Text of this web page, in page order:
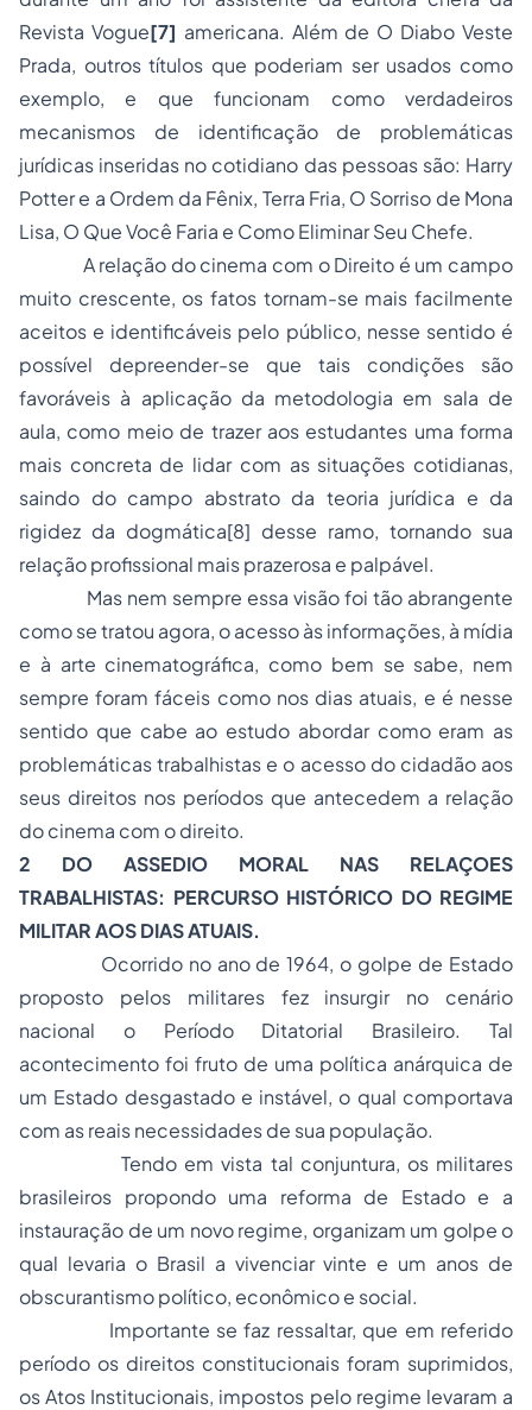
Revista Vogue[7] americana. Além de O Diabo Veste
Prada, outros títulos que poderiam ser usados como
exemplo, e que funcionam como verdadeiros
mecanismos de identificação de problemáticas
jurídicas inseridas no cotidiano das pessoas são: Harry
Potter e a Ordem da Fênix, Terra Fria, O Sorriso de Mona
Lisa, O Que Você Faria e Como Eliminar Seu Chefe.
A relação do cinema com o Direito é um campo
muito crescente, os fatos tornam-se mais facilmente
aceitos e identificáveis pelo público, nesse sentido é
possível depreender-se que tais condições são
favoráveis à aplicação da metodologia em sala de
aula, como meio de trazer aos estudantes uma forma
mais concreta de lidar com as situações cotidianas,
saindo do campo abstrato da teoria jurídica e da
rigidez da dogmática[8] desse ramo, tornando sua
relação profissional mais prazerosa e palpável.
Mas nem sempre essa visão foi tão abrangente
como se tratou agora, o acesso às informações, à mídia
e à arte cinematográfica, como bem se sabe, nem
sempre foram fáceis como nos dias atuais, e é nesse
sentido que cabe ao estudo abordar como eram as
problemáticas trabalhistas e o acesso do cidadão aos
seus direitos nos períodos que antecedem a relação
do cinema com o direito.
2 DO ASSEDIO MORAL NAS RELAÇOES
TRABALHISTAS: PERCURSO HISTÓRICO DO REGIME
MILITAR AOS DIAS ATUAIS.
Ocorrido no ano de 1964, o golpe de Estado
proposto pelos militares fez insurgir no cenário
nacional o Período Ditatorial Brasileiro. Tal
acontecimento foi fruto de uma política anárquica de
um Estado desgastado e instável, o qual comportava
com as reais necessidades de sua população.
Tendo em vista tal conjuntura, os militares
brasileiros propondo uma reforma de Estado e a
instauração de um novo regime, organizam um golpe o
qual levaria o Brasil a vivenciar vinte e um anos de
obscurantismo político, econômico e social.
Importante se faz ressaltar, que em referido
período os direitos constitucionais foram suprimidos,
os Atos Institucionais, impostos pelo regime levaram a